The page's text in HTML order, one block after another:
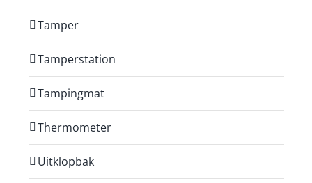
Tamper
Tamperstation
Tampingmat
Thermometer
Uitklopbak